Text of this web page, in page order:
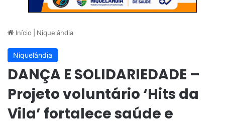
Início Niquelândia
Niquelândia
DANÇA E SOLIDARIEDADE –
Projeto voluntário ‘Hits da
Vila’ fortalece saúde e